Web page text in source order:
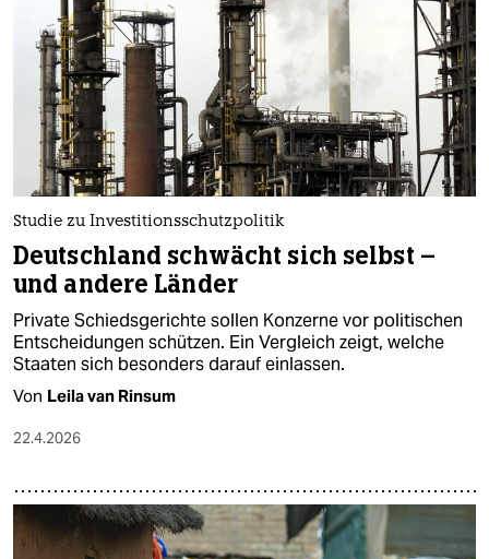
Studie zu Investitionsschutzpolitik
Deutschland schwächt sich selbst –
und andere Länder
Private Schiedsgerichte sollen Konzerne vor politischen
Entscheidungen schützen. Ein Vergleich zeigt, welche
Staaten sich besonders darauf einlassen.
Von Leila van Rinsum
22.4.2026